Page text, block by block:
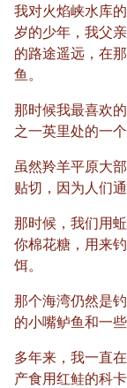
我对火焰峡水库
岁的少年，我父
的路途遥远，在
鱼。
那时候我最喜欢
之一英里处的一个
虽然羚羊平原大
贴切，因为人们
那时候，我们用
你棉花糖，用来
饵。
那个海湾仍然是
的小嘴鲈鱼和一
多年来，我一直
产食用红鲑的科